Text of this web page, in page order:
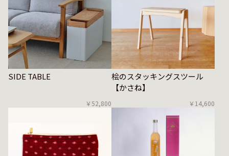
SIDE TABLE
￥52,800
桧のスタッキングスツール
【かさね】
￥14,600